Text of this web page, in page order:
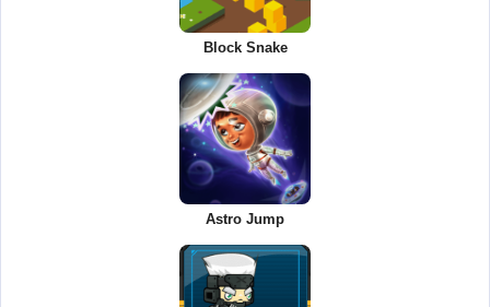
Block Snake
Astro Jump